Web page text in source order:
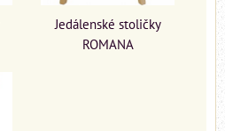
Jedálenské stoličky
ROMANA